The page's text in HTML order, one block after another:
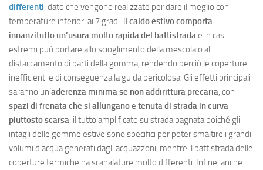
differenti, dato che vengono realizzate per dare il meglio con
temperature inferiori ai 7 gradi. Il caldo estivo comporta
innanzitutto un’usura molto rapida del battistradae in casi
estremi può portare allo scioglimento della mescola o al
distaccamento di parti della gomma, rendendo perciò le coperture
inefficienti e di conseguenza la guida pericolosa. Gli effetti principali
saranno un’aderenza minima se non addirittura precaria, con
spazi di frenata che si allunganoe tenuta di strada in curva
piuttosto scarsa, il tutto amplificato su strada bagnata poiché gli
intagli delle gomme estive sono specifici per poter smaltire i grandi
volumi d’acqua generati dagli acquazzoni, mentre il battistrada delle
coperture termiche ha scanalature molto differenti. Infine, anche